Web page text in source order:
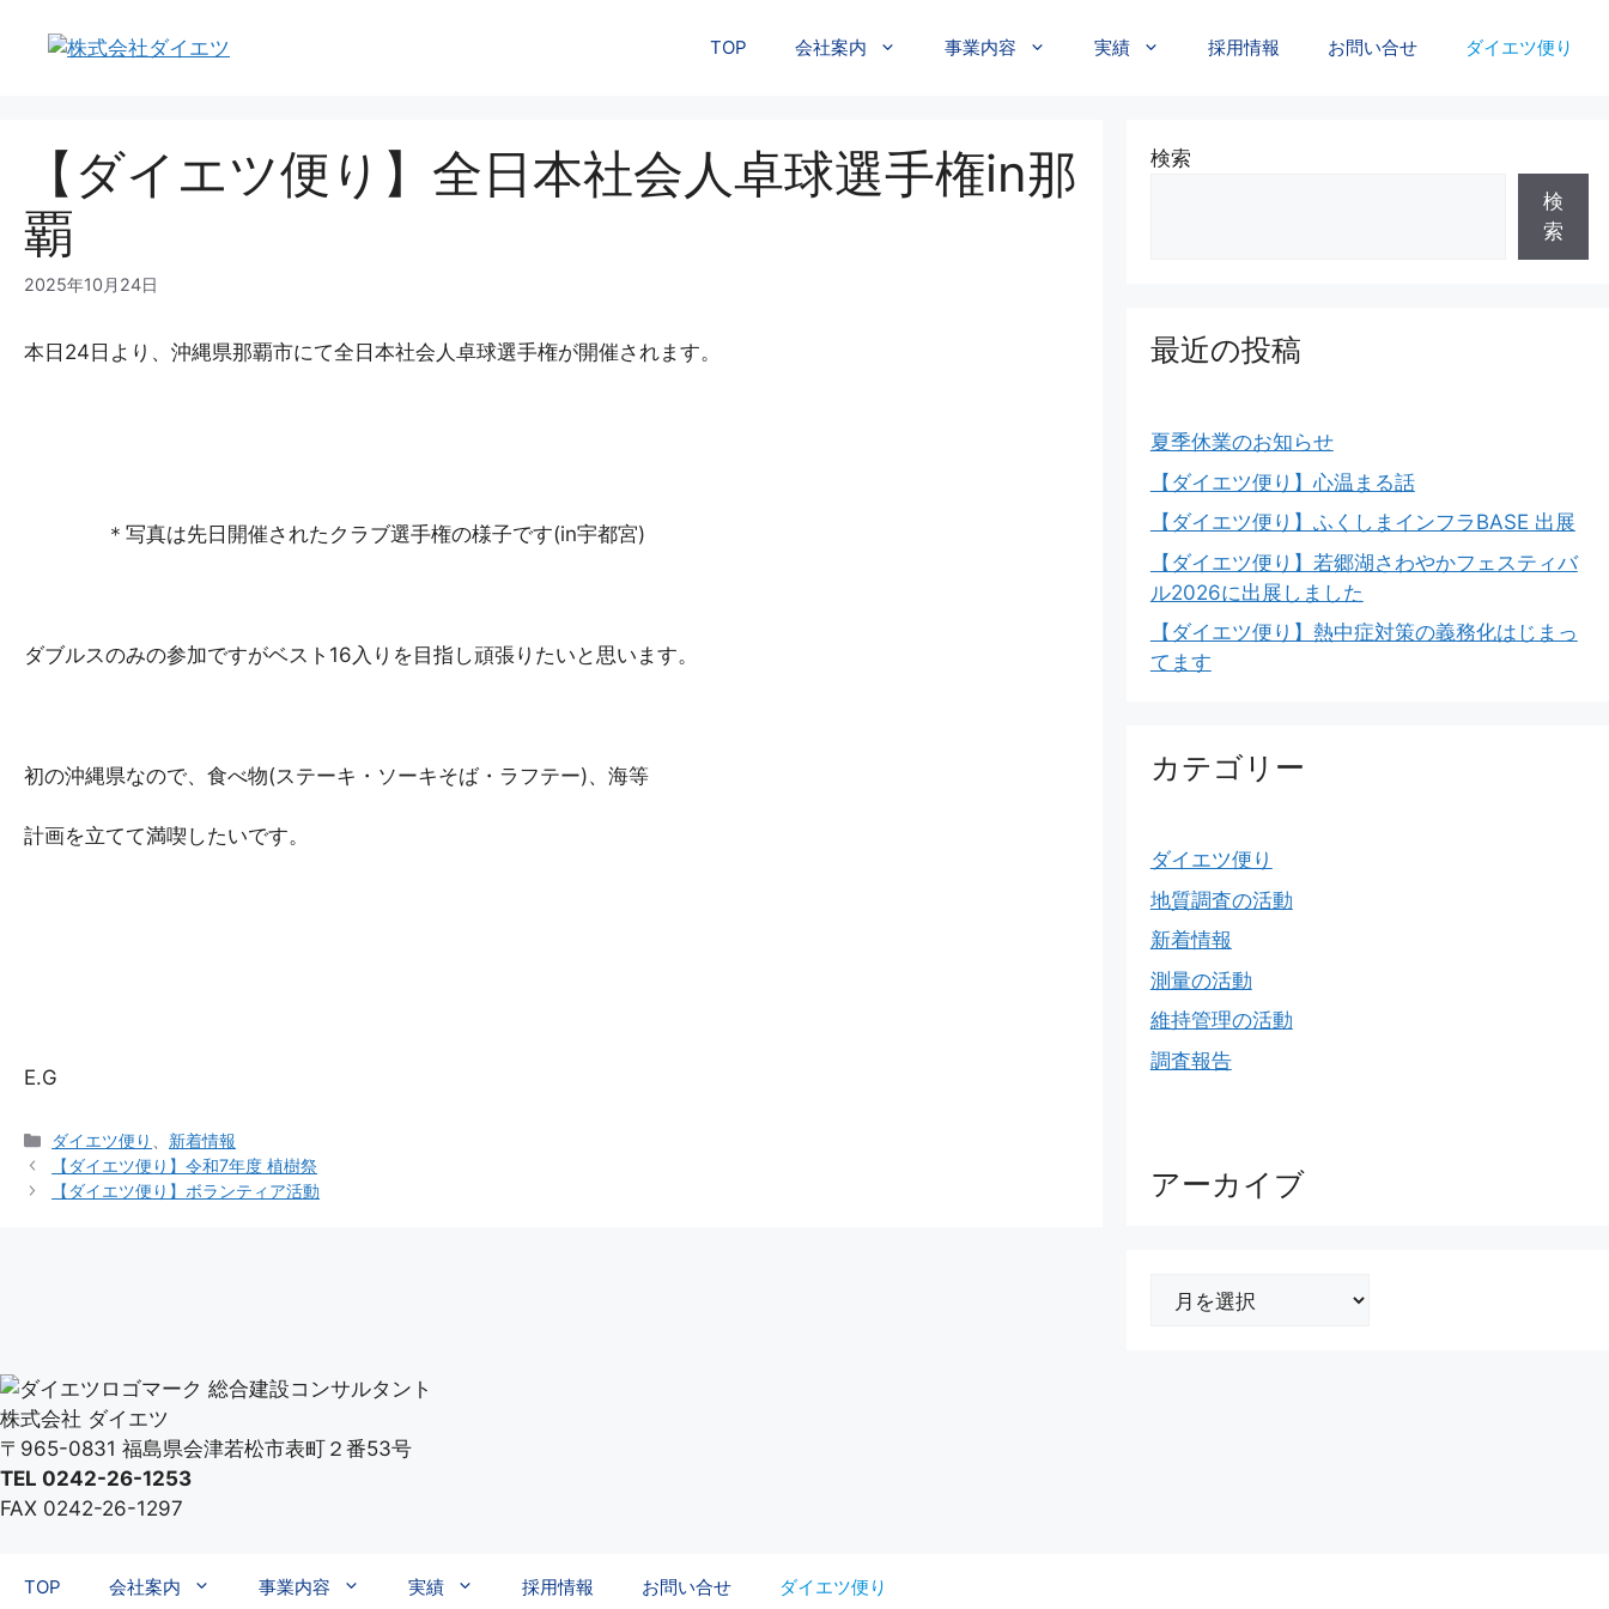
TOP 会社案内 事業内容 実績 採用情報 お問い合せ ダイエツ便り
【ダイエツ便り】全日本社会人卓球選手権in那
覇
2025年10月24日
本日24日より、沖縄県那覇市にて全日本社会人卓球選手権が開催されます。
＊写真は先日開催されたクラブ選手権の様子です(in宇都宮)
ダブルスのみの参加ですがベスト16入りを目指し頑張りたいと思います。
初の沖縄県なので、食べ物(ステーキ・ソーキそば・ラフテー)、海等
計画を立てて満喫したいです。
E.G
カ
テ
ゴ
ダイエツ便り
新着情報
【ダイエツ便り】令和7年度 植樹祭
【ダイエツ便り】ボランティア活動
検索
検
索
最近の投稿
夏季休業のお知らせ
【ダイエツ便り】心温まる話
【ダイエツ便り】ふくしまインフラBASE 出展
【ダイエツ便り】若郷湖さわやかフェスティバ
ル2026に出展しました
【ダイエツ便り】熱中症対策の義務化はじまっ
てます
カテゴリー
ダイエツ便り
地質調査の活動
新着情報
測量の活動
維持管理の活動
調査報告
アーカイブ
総合建設コンサルタント
株式会社 ダイエツ
〒965-0831 福島県会津若松市表町２番53号
TEL 0242-26-1253
FAX 0242-26-1297
TOP 会社案内 事業内容 実績 採用情報 お問い合せ ダイエツ便り